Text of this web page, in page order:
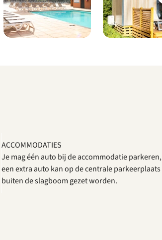
ACCOMMODATIES
Je mag één auto bij de accommodatie parkeren,
een extra auto kan op de centrale parkeerplaats
buiten de slagboom gezet worden.